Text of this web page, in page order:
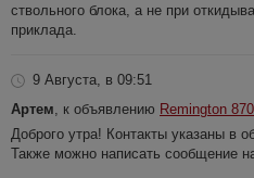
ствольного блока, а не при
приклада.
9 Августа, в 09:51
Артем , к объявлению Remington
Доброго утра! Контакты указаны в
Также можно написать сообщение